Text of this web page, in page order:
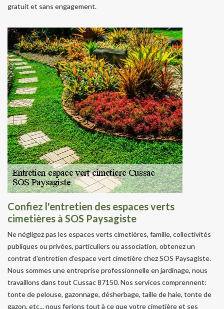
gratuit et sans engagement.
Confiez l'entretien des espaces verts
cimetières à SOS Paysagiste
Ne négligez pas les espaces verts cimetières, famille, collectivités
publiques ou privées, particuliers ou association, obtenez un
contrat d'entretien d'espace vert cimetière chez SOS Paysagiste.
Nous sommes une entreprise professionnelle en jardinage, nous
travaillons dans tout Cussac 87150. Nos services comprennent:
tonte de pelouse, gazonnage, désherbage, taille de haie, tonte de
gazon, etc... nous ferions tout à ce que votre cimetière et ses